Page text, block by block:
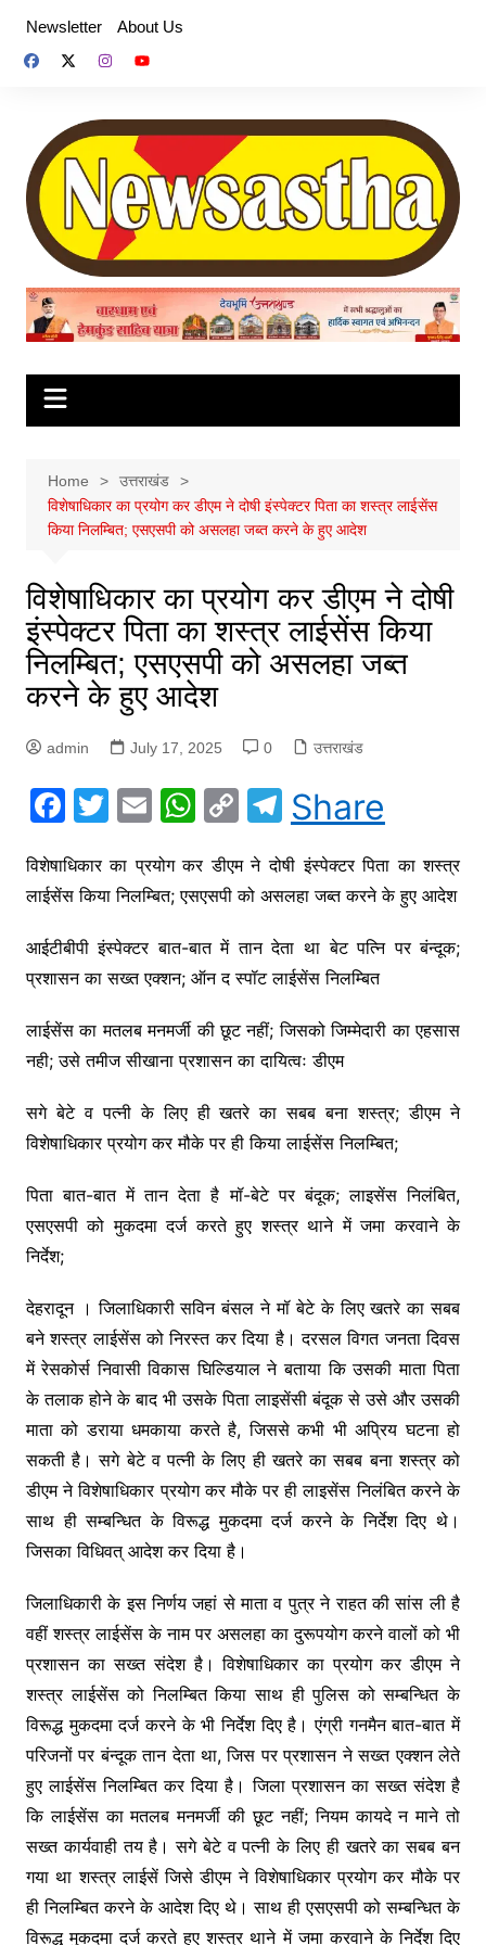
content
Newsletter About Us
Home
उत्तराखंड
विशेषाधिकार का प्रयोग कर डीएम ने दोषी इंस्पेक्टर पिता का शस्त्र लाईसेंस
किया निलम्बित; एसएसपी को असलहा जब्त करने के हुए आदेश
विशेषाधिकार का प्रयोग कर डीएम ने दोषी
इंस्पेक्टर पिता का शस्त्र लाईसेंस किया
निलम्बित; एसएसपी को असलहा जब्त
करने के हुए आदेश
admin July 17, 2025 0 उत्तराखंड
F
c
e
b
o
k
T
itt
er
E
ai
l
W
at
s
A
p
p
C
p
y
Li
n
T
el
e
gr
a
m
Share
विशेषाधिकार का प्रयोग कर डीएम ने दोषी इंस्पेक्टर पिता का शस्त्र
लाईसेंस किया निलम्बित; एसएसपी को असलहा जब्त करने के हुए आदेश
आईटीबीपी इंस्पेक्टर बात-बात में तान देता था बेट पत्नि पर बंन्दूक;
प्रशासन का सख्त एक्शन; ऑन द स्पॉट लाईसेंस निलम्बित
लाईसेंस का मतलब मनमर्जी की छूट नहीं; जिसको जिम्मेदारी का एहसास
नही; उसे तमीज सीखाना प्रशासन का दायित्वः डीएम
सगे बेटे व पत्नी के लिए ही खतरे का सबब बना शस्त्र; डीएम ने
विशेषाधिकार प्रयोग कर मौके पर ही किया लाईसेंस निलम्बित;
पिता बात-बात में तान देता है मॉ-बेटे पर बंदूक; लाइसेंस निलंबित,
एसएसपी को मुकदमा दर्ज करते हुए शस्त्र थाने में जमा करवाने के
निर्देश;
देहरादून । जिलाधिकारी सविन बंसल ने मॉ बेटे के लिए खतरे का सबब
बने शस्त्र लाईसेंस को निरस्त कर दिया है। दरसल विगत जनता दिवस
में रेसकोर्स निवासी विकास घिल्डियाल ने बताया कि उसकी माता पिता
के तलाक होने के बाद भी उसके पिता लाइसेंसी बंदूक से उसे और उसकी
माता को डराया धमकाया करते है, जिससे कभी भी अप्रिय घटना हो
सकती है। सगे बेटे व पत्नी के लिए ही खतरे का सबब बना शस्त्र को
डीएम ने विशेषाधिकार प्रयोग कर मौके पर ही लाइसेंस निलंबित करने के
साथ ही सम्बन्धित के विरूद्ध मुकदमा दर्ज करने के निर्देश दिए थे।
जिसका विधिवत् आदेश कर दिया है।
जिलाधिकारी के इस निर्णय जहां से माता व पुत्र ने राहत की सांस ली है
वहीं शस्त्र लाईसेंस के नाम पर असलहा का दुरूपयोग करने वालों को भी
प्रशासन का सख्त संदेश है। विशेषाधिकार का प्रयोग कर डीएम ने
शस्त्र लाईसेंस को निलम्बित किया साथ ही पुलिस को सम्बन्धित के
विरूद्ध मुकदमा दर्ज करने के भी निर्देश दिए है। एंग्री गनमैन बात-बात में
परिजनों पर बंन्दूक तान देता था, जिस पर प्रशासन ने सख्त एक्शन लेते
हुए लाईसेंस निलम्बित कर दिया है। जिला प्रशासन का सख्त संदेश है
कि लाईसेंस का मतलब मनमर्जी की छूट नहीं; नियम कायदे न माने तो
सख्त कार्यवाही तय है। सगे बेटे व पत्नी के लिए ही खतरे का सबब बन
गया था शस्त्र लाईसें जिसे डीएम ने विशेषाधिकार प्रयोग कर मौके पर
ही निलम्बित करने के आदेश दिए थे। साथ ही एसएसपी को सम्बन्धित के
विरूद्ध मुकदमा दर्ज करते हुए शस्त्र थाने में जमा करवाने के निर्देश दिए